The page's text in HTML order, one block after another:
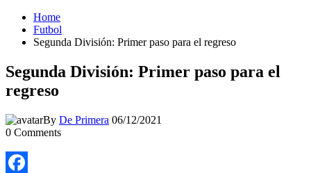
Home
Futbol
Segunda División: Primer paso para el regreso
Segunda División: Primer paso para el
regreso
By De Primera 06/12/2021
0 Comments